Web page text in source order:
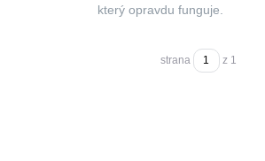
který opravdu funguje.
strana z 1